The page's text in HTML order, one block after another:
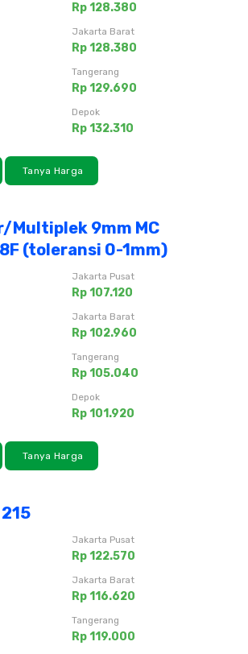
Rp 128.380
Jakarta Barat
Rp 128.380
Tangerang
Rp 129.690
Depok
Rp 132.310
Tanya Harga
Multiplek 9mm MC
(toleransi 0-1mm)
Jakarta Pusat
Rp 107.120
Jakarta Barat
Rp 102.960
Tangerang
Rp 105.040
Depok
Rp 101.920
Tanya Harga
Jakarta Pusat
Rp 122.570
Jakarta Barat
Rp 116.620
Tangerang
Rp 119.000